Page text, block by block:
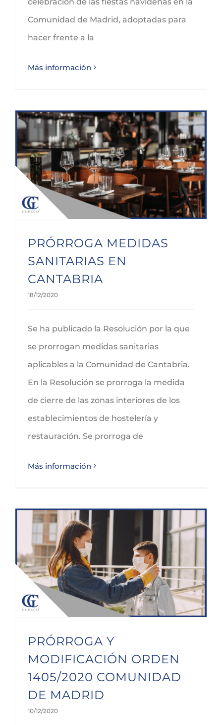
Comunidad de Madrid, adoptadas para
hacer frente a la
Más información
PRÓRROGA MEDIDAS
SANITARIAS EN
CANTABRIA
18/12/2020
Se ha publicado la Resolución por la que
se prorrogan medidas sanitarias
aplicables a la Comunidad de Cantabria.
En la Resolución se prorroga la medida
de cierre de las zonas interiores de los
establecimientos de hostelería y
restauración. Se prorroga de
Más información
PRÓRROGA Y
MODIFICACIÓN ORDEN
1405/2020 COMUNIDAD
DE MADRID
10/12/2020